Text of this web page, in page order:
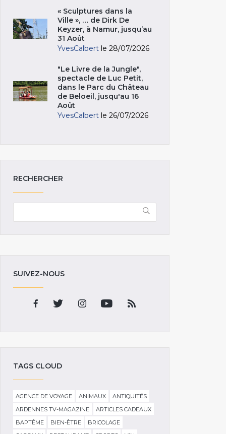
« Sculptures dans la
Ville », … de Dirk De
Keyzer, à Namur, jusqu’au
31 Août
YvesCalbert le 28/07/2026
"Le Livre de la Jungle",
spectacle de Luc Petit,
dans le Parc du Château
de Beloeil, jusqu'au 16
Août
YvesCalbert le 26/07/2026
RECHERCHER
SUIVEZ-NOUS
TAGS CLOUD
AGENCE DE VOYAGE ANIMAUX
ANTIQUITÉS
ARDENNES TV-MAGAZINE
ARTICLES CADEAUX
BAPTÊME
BIEN-ÊTRE
BRICOLAGE